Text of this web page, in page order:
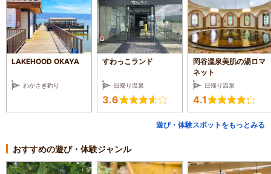
LAKEHOOD OKAYA
わかさぎ釣り
すわっこランド
日帰り温泉
3.6
岡谷温泉美肌の湯ロマ
ネット
日帰り温泉
4.1
遊び・体験スポットをもっとみる
おすすめの遊び・体験ジャンル